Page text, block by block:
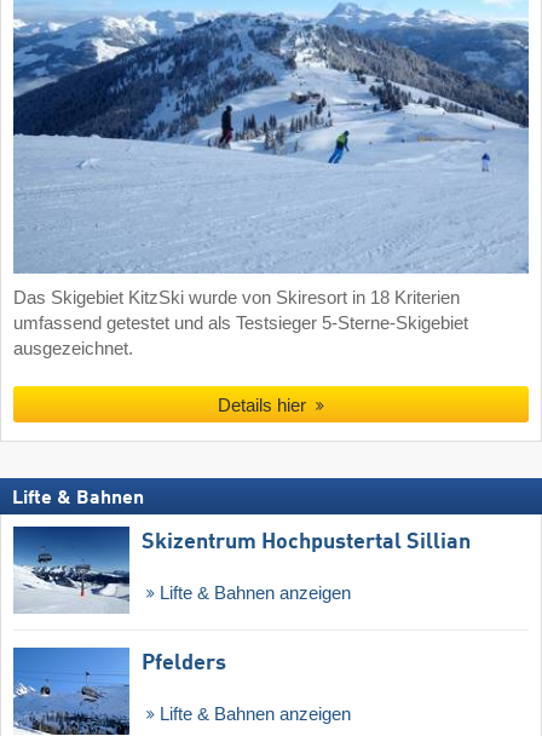
Das Skigebiet KitzSki wurde von Skiresort in 18 Kriterien
umfassend getestet und als Testsieger 5-Sterne-Skigebiet
ausgezeichnet.
Details hier
Lifte & Bahnen
Skizentrum Hochpustertal Sillian
Lifte & Bahnen anzeigen
Pfelders
Lifte & Bahnen anzeigen